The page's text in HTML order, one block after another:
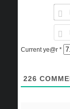
Current ye@r *
226